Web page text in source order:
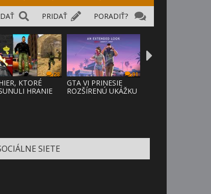
PORADIŤ?
PRIDAŤ
28
KTORÉ
HRANIE
91
GTA VI PRINESIE
ROZŠÍRENÚ UKÁŽKU
SIETE